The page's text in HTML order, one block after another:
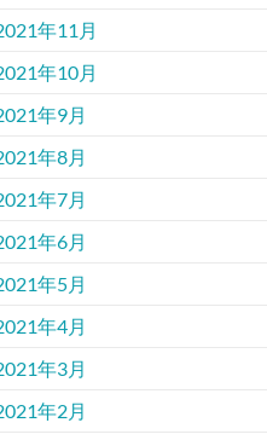
年11月
年10月
年9月
年8月
年7月
年6月
年5月
年4月
年3月
年2月